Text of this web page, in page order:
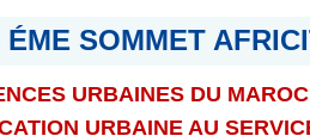
ÉME SOMMET
URBAINES DU
URBAINE AU